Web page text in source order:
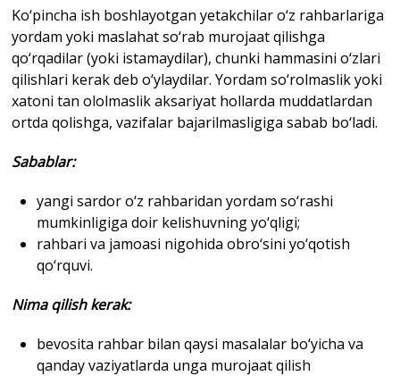
Ko‘pincha ish boshlayotgan yetakchilar o‘z rahbarlariga
yordam yoki maslahat so‘rab murojaat qilishga
qo‘rqadilar (yoki istamaydilar), chunki hammasini o‘zlari
qilishlari kerak deb o‘ylaydilar. Yordam so‘rolmaslik yoki
xatoni tan ololmaslik aksariyat hollarda muddatlardan
ortda qolishga, vazifalar bajarilmasligiga sabab bo‘ladi.
Sabablar:
yangi sardor o‘z rahbaridan yordam so‘rashi
mumkinligiga doir kelishuvning yo‘qligi;
rahbari va jamoasi nigohida obro‘sini yo‘qotish
qo‘rquvi.
Nima qilish kerak:
bevosita rahbar bilan qaysi masalalar bo‘yicha va
qanday vaziyatlarda unga murojaat qilish